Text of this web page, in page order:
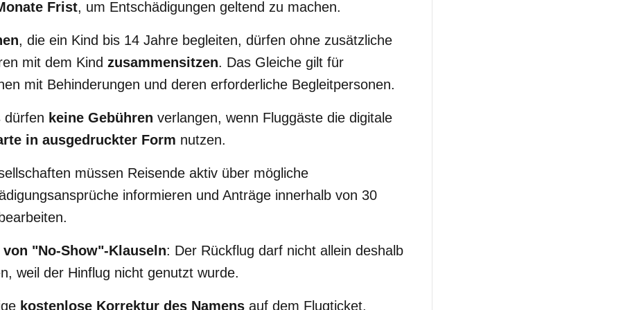
Frist, um Entschädigungen geltend zu machen.
, die ein Kind bis 14 Jahre begleiten, dürfen ohne zusätzliche
mit dem Kind zusammensitzen. Das Gleiche gilt für
mit Behinderungen und deren erforderliche Begleitpersonen.
dürfen keine Gebühren verlangen, wenn Fluggäste die digitale
in ausgedruckter Form nutzen.
müssen Reisende aktiv über mögliche
informieren und Anträge innerhalb von 30
von "No-Show"-Klauseln: Der Rückflug darf nicht allein deshalb
weil der Hinflug nicht genutzt wurde.
kostenlose Korrektur des Namens auf dem Flugticket.